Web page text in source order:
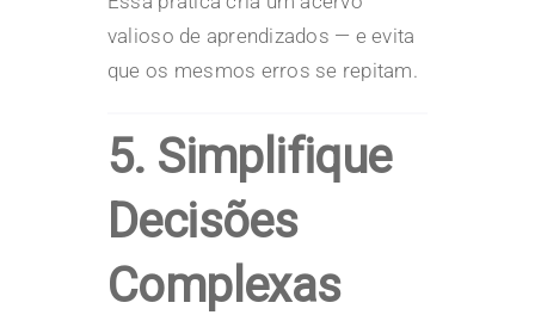
valioso de aprendizados — e evita
que os mesmos erros se repitam.
5. Simplifique
Decisões
Complexas